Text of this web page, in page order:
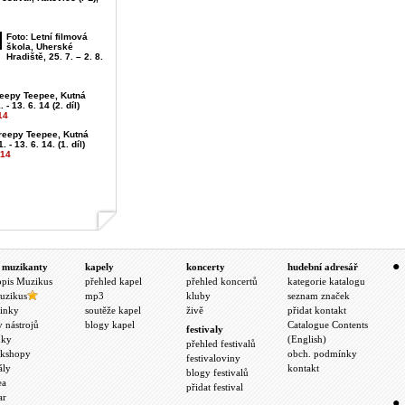
Foto: Letní filmová
škola, Uherské
Hradiště, 25. 7. – 2. 8.
Teepee, Kutná
- 13. 6. 14 (2. díl)
Teepee, Kutná
- 13. 6. 14. (1. díl)
Muzikus
nástrojů
kapely
přehled kapel
mp3
soutěže kapel
blogy kapel
koncerty
přehled koncertů
kluby
živě
festivaly
přehled festivalů
festivaloviny
blogy festivalů
přidat festival
hudební adresář
kategorie katalogu
seznam značek
přidat kontakt
Catalogue Contents
(English)
obch. podmínky
kontakt